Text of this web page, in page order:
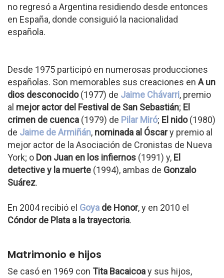
no regresó a Argentina residiendo desde entonces
en España, donde consiguió la nacionalidad
española.
Desde 1975 participó en numerosas producciones
españolas. Son memorables sus creaciones en A un
dios desconocido(1977) de Jaime Chávarri, premio
al mejor actor del Festival de San Sebastián; El
crimen de cuenca (1979) de Pilar Miró; El nido(1980)
de Jaime de Armiñán, nominada al Óscary premio al
mejor actor de la Asociación de Cronistas de Nueva
York; o Don Juan en los infiernos (1991) y, El
detective y la muerte (1994), ambas de Gonzalo
Suárez.
En 2004 recibió el Goya de Honor, y en 2010 el
Cóndor de Plata a la trayectoria.
Matrimonio e hijos
Se casó en 1969 con Tita Bacaicoay sus hijos,